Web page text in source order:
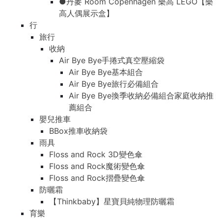
高人偶展示盒】
行
旅行
收納
Air Bye Bye手捲式真空壓縮袋
Air Bye Bye基本組合
Air Bye Bye旅行必備組合
Air Bye Bye換季收納必備組合家庭收納推
薦組合
嬰兒推車
BBox推車收納袋
雨具
Floss and Rock 3D變色傘
Floss and Rock魔術變色傘
Floss and Rock摺疊變色傘
防曬霜
【Thinkbaby】星寶貝純物理防曬霜
育樂